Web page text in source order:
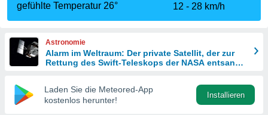
sind.
diese
gefühlte Temperatur 26°
12
28 km/h
Astronomie
Alarm im Weltraum: Der private Satellit, der zur
Rettung des Swift-Teleskops der NASA entsandt
Laden Sie die Meteored-App
kostenlos herunter!
Installieren